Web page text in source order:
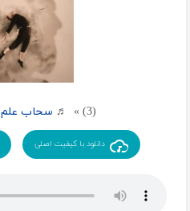
(3) » ♬ سحاب علم
دانلود با کیفیت اصلی